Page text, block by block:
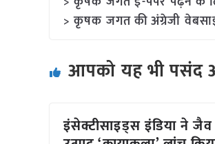
> कृषक जगत की अंग्रेजी
आपको यह भी पसंद
इंसेक्टीसाइड्स इंडिया ने जैव